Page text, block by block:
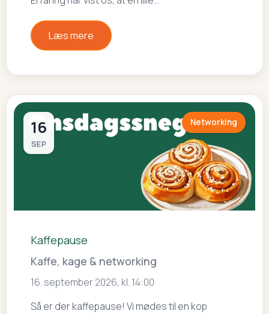
Læs mere
16
SEP
Networking
Kaffepause
Kaffe, kage & networking
16. september 2026, kl. 14:00
Så er der kaffepause! Vi mødes til en kop